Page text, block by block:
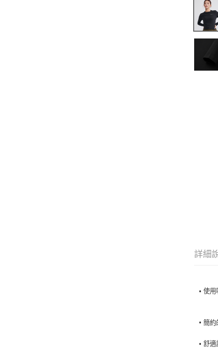
詳細
•使用
•簡約
• 舒適